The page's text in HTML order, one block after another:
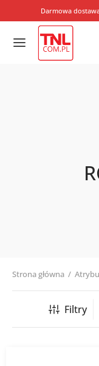
Darmowa
Strona główna /
Filtry